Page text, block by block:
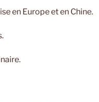
en Europe et en Chine.